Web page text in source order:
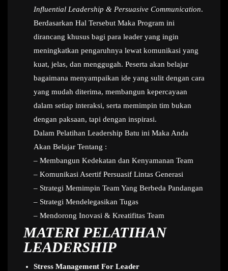
Influential Leadership & Persuasive Communication.
Berdasarkan Hal Tersebut Maka Program ini
dirancang khusus bagi para leader yang ingin
meningkatkan pengaruhnya lewat komunikasi yang
kuat, jelas, dan menggugah. Peserta akan belajar
bagaimana menyampaikan ide yang sulit dengan cara
yang mudah diterima, membangun kepercayaan
dalam setiap interaksi, serta memimpin tim bukan
dengan paksaan, tapi dengan inspirasi.
Dalam Pelatihan Leadership Batu ini Maka Anda
Akan Belajar Tentang :
– Membangun Kedekatan dan Kenyamanan Team
– Komunikasi Asertif Persuasif Lintas Generasi
– Strategi Memimpin Team Yang Berbeda Pandangan
– Strategi Mendelegasikan Tugas
– Mendorong Inovasi & Kreatifitas Team
MATERI PELATIHAN
LEADERSHIP
Stress Management For Leader